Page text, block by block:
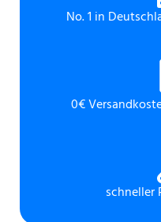
No. 1 in
0€
schneller